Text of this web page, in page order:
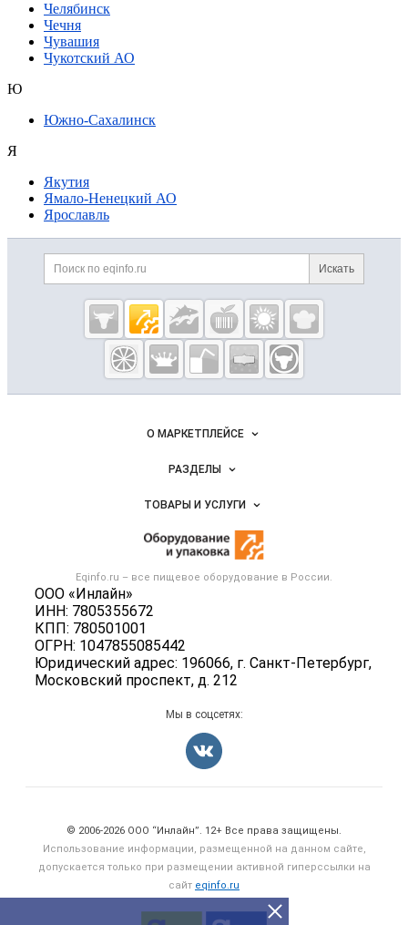
Челябинск
Чечня
Чувашия
Чукотский АО
Ю
Южно-Сахалинск
Я
Якутия
Ямало-Ненецкий АО
Ярославль
Дополнительная информация
Поиск по сайту и
Искать
Cсылки на полезные проекты
Eqinfo.ru —
пищевое
оборудование
и упаковка
Важные разделы и контакты
Eqinfo.ru – все пищевое оборудование в России.
ООО «Инлайн»
ИНН: 7805355672
КПП: 780501001
ОГРН: 1047855085442
Юридический адрес: 196066, г. Санкт-Петербург,
Московский проспект, д. 212
Навигация по сайтуО МАРКЕТПЛЕЙСЕ
Новости Eqinfo.ru
Размещение рекламы
Публичная оферта
Контактная информация
Политика обработки персональных данных
РАЗДЕЛЫ
Объявления
Вакансии
Блог
ТОВАРЫ И УСЛУГИ
Оборудование для пищепрома
Тара и упаковка
Б/у оборудование
Информация о компаниях
Добавить объявление
Карта объявлений
Мы в соцсетях:
© 2006‑2026 ООО “Инлайн”. 12+ Все права защищены.
Использование информации, размещенной на данном сайте,
допускается только при размещении активной гиперссылки на
сайт eqinfo.ru